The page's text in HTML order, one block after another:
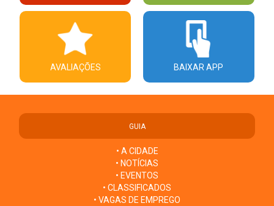
AVALIAÇÕES BAIXAR APP
GUIA
• A CIDADE
• NOTÍCIAS
• EVENTOS
• CLASSIFICADOS
• VAGAS DE EMPREGO